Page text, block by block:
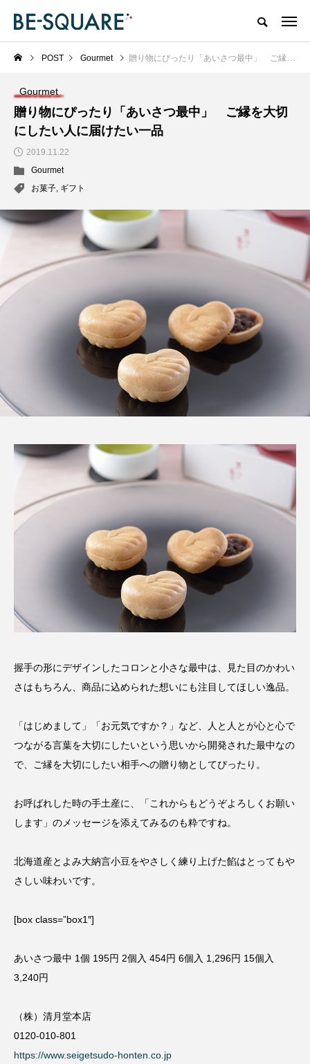
POST Gourmet 贈り物にぴったり「あいさつ最中」 ご縁を大切にしたい人に届けたい一品
Gourmet
贈り物にぴったり「あいさつ最中」 ご縁を大切
にしたい人に届けたい一品
2019.11.22
Gourmet
お菓子, ギフト
握手の形にデザインしたコロンと小さな最中は、見た目のかわい
さはもちろん、商品に込められた想いにも注目してほしい逸品。
「はじめまして」「お元気ですか？」など、人と人とが心と心で
つながる言葉を大切にしたいという思いから開発された最中なの
で、ご縁を大切にしたい相手への贈り物としてぴったり。
お呼ばれした時の手土産に、「これからもどうぞよろしくお願い
します」のメッセージを添えてみるのも粋ですね。
北海道産とよみ大納言小豆をやさしく練り上げた餡はとってもや
さしい味わいです。
[box class=”box1″]
あいさつ最中 1個 195円 2個入 454円 6個入 1,296円 15個入
3,240円
（株）清月堂本店
0120-010-801
https://www.seigetsudo-honten.co.jp